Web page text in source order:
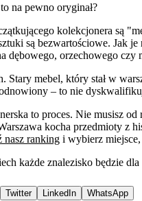
na pewno oryginał?
kolekcjonera są
są bezwartościowe. Jak
dębowego, orzechowego czy
Stary mebel, który stał w
– to nie
to proces. Nie musisz
kocha przedmioty z
nasz ranking i wybierz
każde znalezisko będzie
Twitter LinkedIn WhatsApp